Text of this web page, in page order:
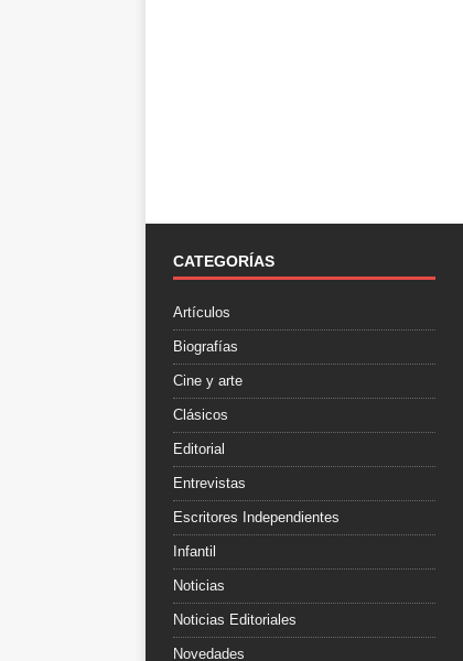
CATEGORÍAS
Artículos
Biografías
Cine y arte
Clásicos
Editorial
Entrevistas
Escritores Independientes
Infantil
Noticias
Noticias Editoriales
Novedades